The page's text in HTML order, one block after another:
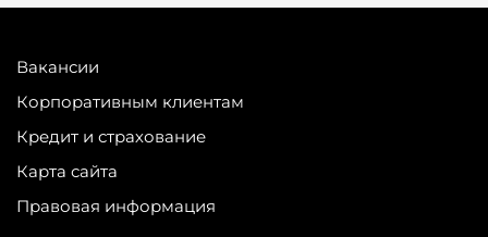
Вакансии
Корпоративным клиентам
Кредит и страхование
Карта сайта
Правовая информация